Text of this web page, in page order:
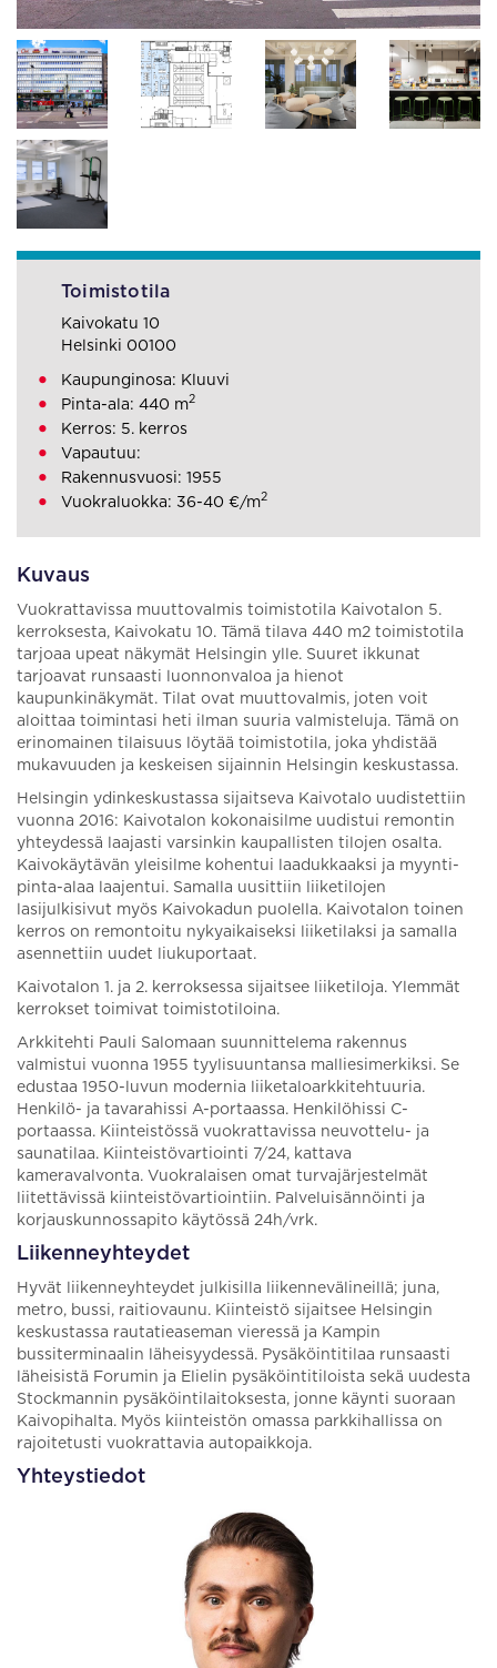
Kuvaus
Vuokrattavissa muuttovalmis toimistotila Kaivotalon 5.
kerroksesta, Kaivokatu 10. Tämä tilava 440 m2 toimistotila
tarjoaa upeat näkymät Helsingin ylle. Suuret ikkunat
tarjoavat runsaasti luonnonvaloa ja hienot
kaupunkinäkymät. Tilat ovat muuttovalmis, joten voit
aloittaa toimintasi heti ilman suuria valmisteluja. Tämä on
erinomainen tilaisuus löytää toimistotila, joka yhdistää
mukavuuden ja keskeisen sijainnin Helsingin keskustassa.
Helsingin ydinkeskustassa sijaitseva Kaivotalo uudistettiin
vuonna 2016: Kaivotalon kokonaisilme uudistui remontin
yhteydessä laajasti varsinkin kaupallisten tilojen osalta.
Kaivokäytävän yleisilme kohentui laadukkaaksi ja myynti-
pinta-alaa laajentui. Samalla uusittiin liiketilojen
lasijulkisivut myös Kaivokadun puolella. Kaivotalon toinen
kerros on remontoitu nykyaikaiseksi liiketilaksi ja samalla
asennettiin uudet liukuportaat.
Kaivotalon 1. ja 2. kerroksessa sijaitsee liiketiloja. Ylemmät
kerrokset toimivat toimistotiloina.
Arkkitehti Pauli Salomaan suunnittelema rakennus
valmistui vuonna 1955 tyylisuuntansa malliesimerkiksi. Se
edustaa 1950-luvun modernia liiketaloarkkitehtuuria.
Henkilö- ja tavarahissi A-portaassa. Henkilöhissi C-
portaassa. Kiinteistössä vuokrattavissa neuvottelu- ja
saunatilaa. Kiinteistövartiointi 7/24, kattava
kameravalvonta. Vuokralaisen omat turvajärjestelmät
liitettävissä kiinteistövartiointiin. Palveluisännöinti ja
korjauskunnossapito käytössä 24h/vrk.
Liikenneyhteydet
Hyvät liikenneyhteydet julkisilla liikennevälineillä; juna,
metro, bussi, raitiovaunu. Kiinteistö sijaitsee Helsingin
keskustassa rautatieaseman vieressä ja Kampin
bussiterminaalin läheisyydessä. Pysäköintitilaa runsaasti
läheisistä Forumin ja Elielin pysäköintitiloista sekä uudesta
Stockmannin pysäköintilaitoksesta, jonne käynti suoraan
Kaivopihalta. Myös kiinteistön omassa parkkihallissa on
rajoitetusti vuokrattavia autopaikkoja.
Yhteystiedot
Toimistotila
Kaivokatu 10
Helsinki 00100
Kaupunginosa: Kluuvi
Pinta-ala: 440 m2
Kerros: 5. kerros
Vapautuu:
Rakennusvuosi: 1955
Vuokraluokka: 36-40 €/m2